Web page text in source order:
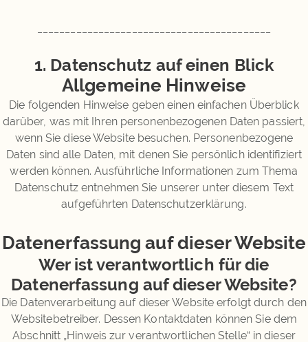
1. Datenschutz auf einen Blick
Allgemeine Hinweise
Die folgenden Hinweise geben einen einfachen Überblick
darüber, was mit Ihren personenbezogenen Daten passiert,
wenn Sie diese Website besuchen. Personenbezogene
Daten sind alle Daten, mit denen Sie persönlich identifiziert
werden können. Ausführliche Informationen zum Thema
Datenschutz entnehmen Sie unserer unter diesem Text
aufgeführten Datenschutzerklärung.
Datenerfassung auf dieser Website
Wer ist verantwortlich für die
Datenerfassung auf dieser Website?
Die Datenverarbeitung auf dieser Website erfolgt durch den
Websitebetreiber. Dessen Kontaktdaten können Sie dem
Abschnitt „Hinweis zur verantwortlichen Stelle“ in dieser